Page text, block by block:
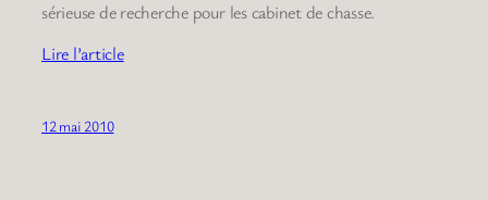
sérieuse de recherche pour les cabinet de chasse.
Lire l’article
12 mai 2010